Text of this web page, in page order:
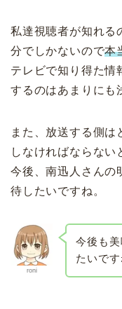
私達視聴者が知れる
分でしかないので本
テレビで知り得た情
するのはあまりにも
また、放送する側は
しなければならない
今後、南迅人さんの
待したいですね。
roni
今後も
たいです